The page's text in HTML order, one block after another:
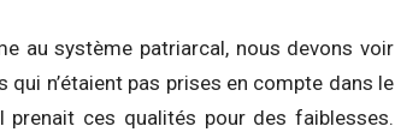
au système patriarcal, nous devons voir
n’étaient pas prises en compte dans le
prenait ces qualités pour des faiblesses.